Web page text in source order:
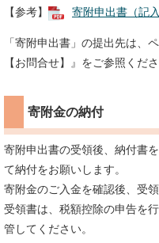
【参考】 寄附申出書（記
「寄附申出書」の提出先は、
【お問合せ】』をご参照くださ
寄附金の納付
寄附申出書の受領後、納付書
て納付をお願いします。
寄附金のご入金を確認後、受領
受領書は、税額控除の申告を
管してください。